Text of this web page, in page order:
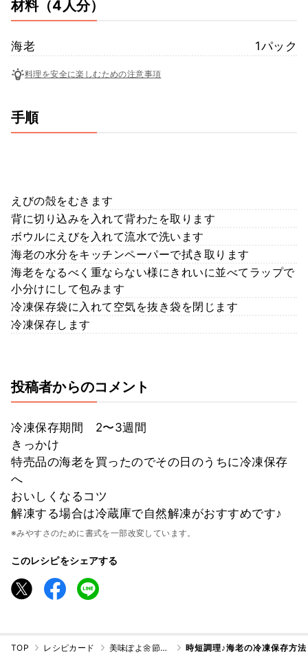
材料（4人分）
海老 1パック
料理を安全に楽しむための注意事項
手順
えびの殻をむきます
背に切り込みを入れて背わたを取ります
ボウルにえびを入れて流水で洗います
海老の水分をキッチンペーパーで拭き取ります
海老をなるべく重ならない様にきれいに並べてラップで
小分けにして包みます
冷凍保存袋に入れて空気を抜き袋を閉じます
冷凍保存します
投稿者からのコメント
冷凍保存期間 2〜3週間
きっかけ
特売品の海老を買ったのでその日のうちに冷凍保存
へ
おいしくなるコツ
解凍する場合は冷蔵庫で自然解凍がおすすめです♪
※みやすさのために書式を一部改変しています。
このレシピをシェアする
TOP レシピカード 美味ぽよ🌼節約主婦ごはん 時短調理♪海老の冷凍保存方